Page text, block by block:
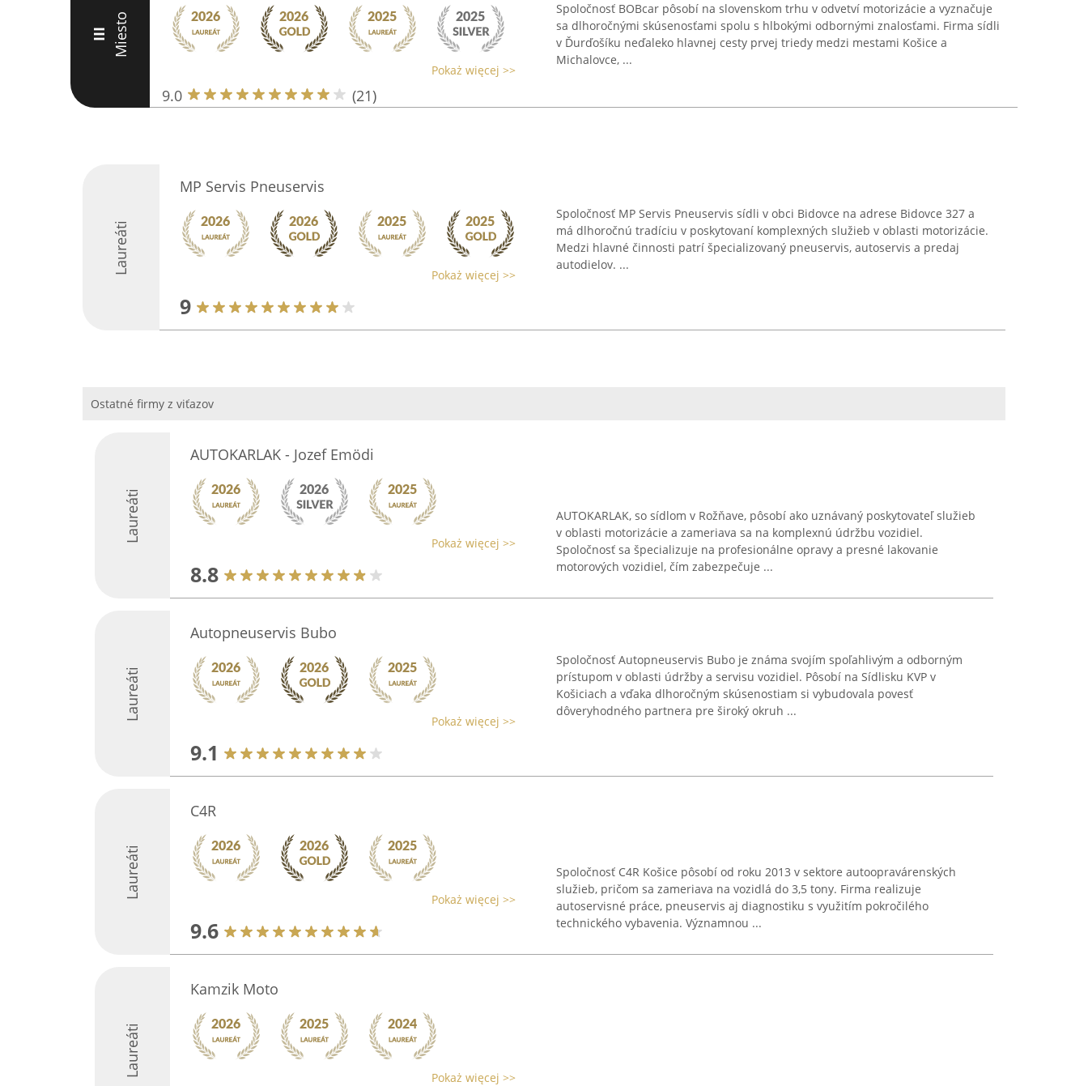
III Miesto
Pokaż więcej >>
9.0 (21)
Spoločnosť BOBcar pôsobí na slovenskom trhu v odvetví motorizácie a vyznačuje
sa dlhoročnými skúsenosťami spolu s hlbokými odbornými znalosťami. Firma sídli
v Ďurďošíku neďaleko hlavnej cesty prvej triedy medzi mestami Košice a
Michalovce, ...
Laureáti
MP Servis Pneuservis
Pokaż więcej >>
9
Spoločnosť MP Servis Pneuservis sídli v obci Bidovce na adrese Bidovce 327 a
má dlhoročnú tradíciu v poskytovaní komplexných služieb v oblasti motorizácie.
Medzi hlavné činnosti patrí špecializovaný pneuservis, autoservis a predaj
autodielov. ...
Ostatné firmy z viťazov
Laureáti
AUTOKARLAK - Jozef Emödi
Pokaż więcej >>
8.8
AUTOKARLAK, so sídlom v Rožňave, pôsobí ako uznávaný poskytovateľ služieb
v oblasti motorizácie a zameriava sa na komplexnú údržbu vozidiel.
Spoločnosť sa špecializuje na profesionálne opravy a presné lakovanie
motorových vozidiel, čím zabezpečuje ...
Laureáti
Autopneuservis Bubo
Pokaż więcej >>
9.1
Spoločnosť Autopneuservis Bubo je známa svojím spoľahlivým a odborným
prístupom v oblasti údržby a servisu vozidiel. Pôsobí na Sídlisku KVP v
Košiciach a vďaka dlhoročným skúsenostiam si vybudovala povesť
dôveryhodného partnera pre široký okruh ...
Laureáti
C4R
Pokaż więcej >>
9.6
Spoločnosť C4R Košice pôsobí od roku 2013 v sektore autoopravárenských
služieb, pričom sa zameriava na vozidlá do 3,5 tony. Firma realizuje
autoservisné práce, pneuservis aj diagnostiku s využitím pokročilého
technického vybavenia. Významnou ...
Laureáti
Kamzik Moto
Pokaż więcej >>